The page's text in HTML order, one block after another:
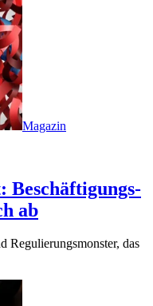
Magazin
Beschäftigungs-
ab
Regulierungsmonster, das